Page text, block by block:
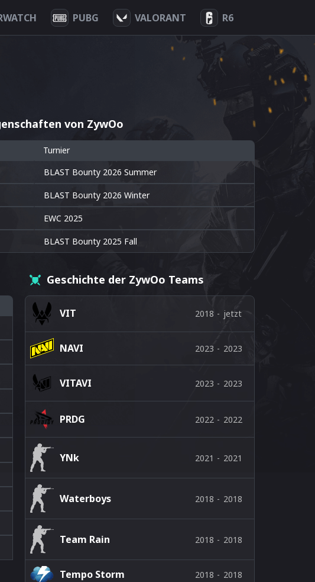
PUBG VALORANT R6
von ZywOo
Turnier
BLAST Bounty 2026 Summer
BLAST Bounty 2026 Winter
EWC 2025
BLAST Bounty 2025 Fall
Geschichte der ZywOo Teams
VIT 2018 - jetzt
NAVI 2023 - 2023
VITAVI 2023 - 2023
PRDG 2022 - 2022
YNk 2021 - 2021
Waterboys 2018 - 2018
Team Rain 2018 - 2018
Tempo Storm 2018 - 2018